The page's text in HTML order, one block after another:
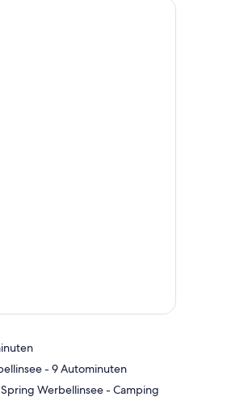
‪Alte Fischerei am Werbellinsee - ‬9 Autominuten
Werbellinsee - Camping